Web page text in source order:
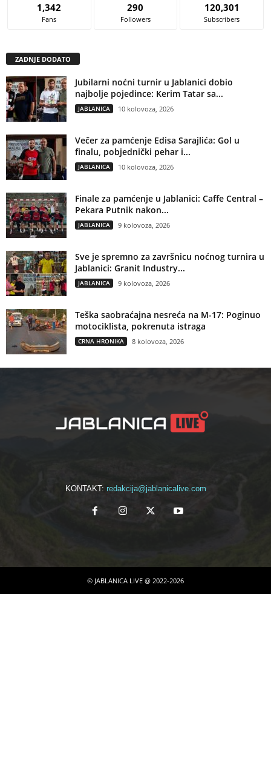
1,342
Fans
290
Followers
120,301
Subscribers
ZADNJE DODATO
Jubilarni noćni turnir u Jablanici dobio
najbolje pojedince: Kerim Tatar sa...
JABLANICA 10 kolovoza, 2026
Večer za pamćenje Edisa Sarajlića: Gol u
finalu, pobjednički pehar i...
JABLANICA 10 kolovoza, 2026
Finale za pamćenje u Jablanici: Caffe Central –
Pekara Putnik nakon...
JABLANICA 9 kolovoza, 2026
Sve je spremno za završnicu noćnog turnira u
Jablanici: Granit Industry...
JABLANICA 9 kolovoza, 2026
Teška saobraćajna nesreća na M-17: Poginuo
motociklista, pokrenuta istraga
CRNA HRONIKA 8 kolovoza, 2026
KONTAKT: redakcija@jablanicalive.com
© JABLANICA LIVE @ 2022-2026